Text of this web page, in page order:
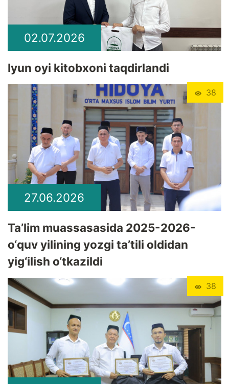
02.07.2026
Iyun oyi kitobxoni taqdirlandi
38
27.06.2026
Ta’lim muassasasida 2025-2026-
o‘quv yilining yozgi ta’tili oldidan
yig‘ilish o‘tkazildi
38